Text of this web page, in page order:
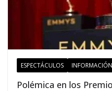
ESPECTÁCULOS
Polémica en los